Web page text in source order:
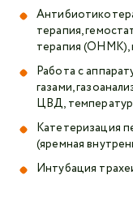
терапия,
терапия (ОНМК),
Работа с
газами,
ЦВД,
Катетеризация
(яремная
Интубация